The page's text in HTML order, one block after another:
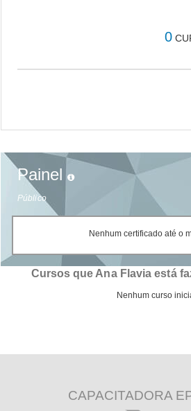
0
Painel
Público
Nenhum certificado até o
Cursos que Ana Flavia está
Nenhum curso
CAPACITADORA